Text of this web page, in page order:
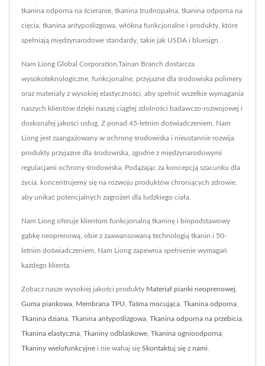
tkanina odporna na ścieranie, tkanina trudnopalna, tkanina odporna na
cięcia, tkanina antypoślizgowa, włókna funkcjonalne i produkty, które
spełniają międzynarodowe standardy, takie jak USDA i bluesign.
Nam Liong Global Corporation,Tainan Branch dostarcza
wysokoteknologiczne, funkcjonalne, przyjazne dla środowiska polimery
oraz materiały z wysokiej elastyczności, aby spełnić wszelkie wymagania
naszych klientów dzięki naszej ciągłej zdolności badawczo-rozwojowej i
doskonałej jakości usług. Z ponad 45-letnim doświadczeniem, Nam
Liong jest zaangażowany w ochronę środowiska i nieustannie rozwija
produkty przyjazne dla środowiska, zgodne z międzynarodowymi
regulacjami ochrony środowiska. Podążając za koncepcją szacunku dla
życia, koncentrujemy się na rozwoju produktów chroniących zdrowie,
aby unikać potencjalnych zagrożeń dla ludzkiego ciała.
Nam Liong oferuje klientom funkcjonalną tkaninę i biopodstawowy
gąbkę neoprenową, obie z zaawansowaną technologią tkanin i 50-
letnim doświadczeniem, Nam Liong zapewnia spełnienie wymagań
każdego klienta.
Zobacz nasze wysokiej jakości produkty Materiał pianki neoprenowej
Guma piankowa Membrana TPU Taśma mocująca Tkanina odporna
Tkanina dziana Tkanina antypoślizgowa Tkanina odporna na przebicia
Tkanina elastyczna Tkaniny odblaskowe Tkanina ognioodporna
Tkaniny wielofunkcyjne i nie wahaj się Skontaktuj się z nami